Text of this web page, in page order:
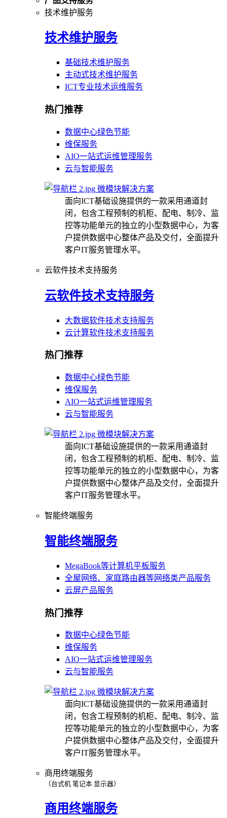
技术维护服务
技术维护服务
基础技术维护服务
主动式技术维护服务
ICT专业技术运维服务
热门推荐
数据中心绿色节能
维保服务
AIO一站式运维管理服务
云与智能服务
微模块解决方案
面向ICT基础设施提供的一款采用通道封
闭，包含工程预制的机柜、配电、制冷、监
控等功能单元的独立的小型数据中心，为客
户提供数据中心整体产品及交付，全面提升
客户IT服务管理水平。
云软件技术支持服务
云软件技术支持服务
大数据软件技术支持服务
云计算软件技术支持服务
热门推荐
数据中心绿色节能
维保服务
AIO一站式运维管理服务
云与智能服务
微模块解决方案
面向ICT基础设施提供的一款采用通道封
闭，包含工程预制的机柜、配电、制冷、监
控等功能单元的独立的小型数据中心，为客
户提供数据中心整体产品及交付，全面提升
客户IT服务管理水平。
智能终端服务
智能终端服务
MegaBook等计算机平板服务
全屋网络、家庭路由器等网络类产品服务
云屏产品服务
热门推荐
数据中心绿色节能
维保服务
AIO一站式运维管理服务
云与智能服务
微模块解决方案
面向ICT基础设施提供的一款采用通道封
闭，包含工程预制的机柜、配电、制冷、监
控等功能单元的独立的小型数据中心，为客
户提供数据中心整体产品及交付，全面提升
客户IT服务管理水平。
商用终端服务
（台式机 笔记本 显示器）
商用终端服务